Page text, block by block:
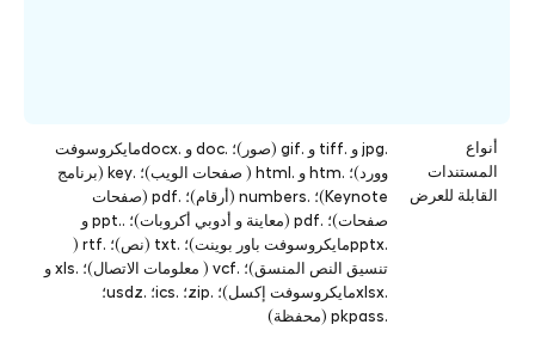
أنواع
المستندات
القابلة للعرض
.jpg و .tiff و .gif (صور)؛ .doc و .docxمايكروسوفت
وورد)؛ .htm و .html ( صفحات الويب)؛ .key (برنامج
Keynote)؛ .numbers (أرقام)؛ .pdf (صفحات
صفحات)؛ .pdf (معاينة و أدوبي أكروبات)؛ ..ppt و
.pptxمايكروسوفت باور بوينت)؛ .txt (نص)؛ .rtf (
تنسيق النص المنسق)؛ .vcf ( معلومات الاتصال)؛ .xls و
.xlsxمايكروسوفت إكسل)؛ .zip؛ .ics؛ .usdz؛
.pkpass (محفظة)